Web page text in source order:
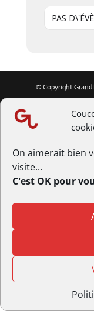
On aimerait bien
visite...
C'est OK pour
PAS
© Copyright
|